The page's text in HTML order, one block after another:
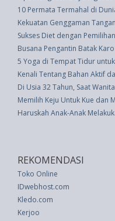
10 Permata Termahal di
Kekuatan Genggaman
Sukses Diet dengan
Busana Pengantin Batak Karo
5 Yoga di Tempat Tidur
Kenali Tentang Bahan Aktif
Di Usia 32 Tahun, Saat
Memilih Keju Untuk Kue dan
Haruskah Anak-Anak
REKOMENDASI
Toko Online
IDwebhost.com
Kledo.com
Kerjoo